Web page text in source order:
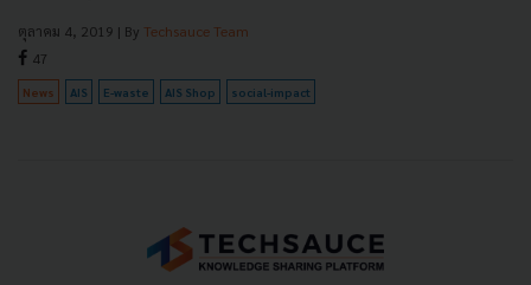
ตุลาคม 4, 2019 | By Techsauce Team
47
News AIS E-waste AIS Shop social-impact